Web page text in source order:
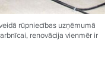
rūpniecības uzņēmumā
renovācija vienmēr ir